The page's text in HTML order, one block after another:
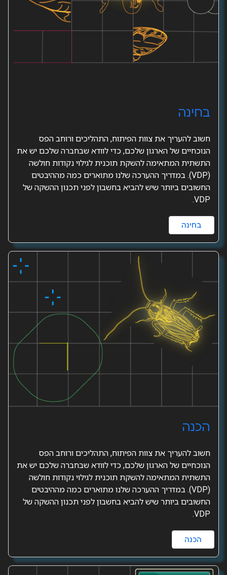
בחינה
חשוב להעריך את צוות הפיתוח, התהליכים ורוחב הפס
הנוכחיים של הארגון שלכם, כדי לוודא שבחברה שלכם יש את
התשתית המתאימה להשקת תוכנית לגילוי נקודות חולשה
(VDP). במדריך ההערכה שלנו מתוארים כמה מההיבטים
החשובים ביותר שיש להביא בחשבון לפני תכנון ההשקה של
VDP.
בחינה
הכנה
חשוב להעריך את צוות הפיתוח, התהליכים ורוחב הפס
הנוכחיים של הארגון שלכם, כדי לוודא שבחברה שלכם יש את
התשתית המתאימה להשקת תוכנית לגילוי נקודות חולשה
(VDP). במדריך ההערכה שלנו מתוארים כמה מההיבטים
החשובים ביותר שיש להביא בחשבון לפני תכנון ההשקה של
VDP.
הכנה